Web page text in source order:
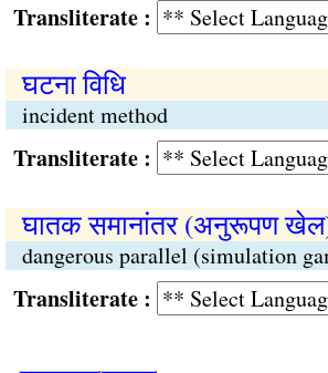
:
घटना विधि
incident method
:
घातक समानांतर (अनुरूपण
dangerous parallel (simulation
: